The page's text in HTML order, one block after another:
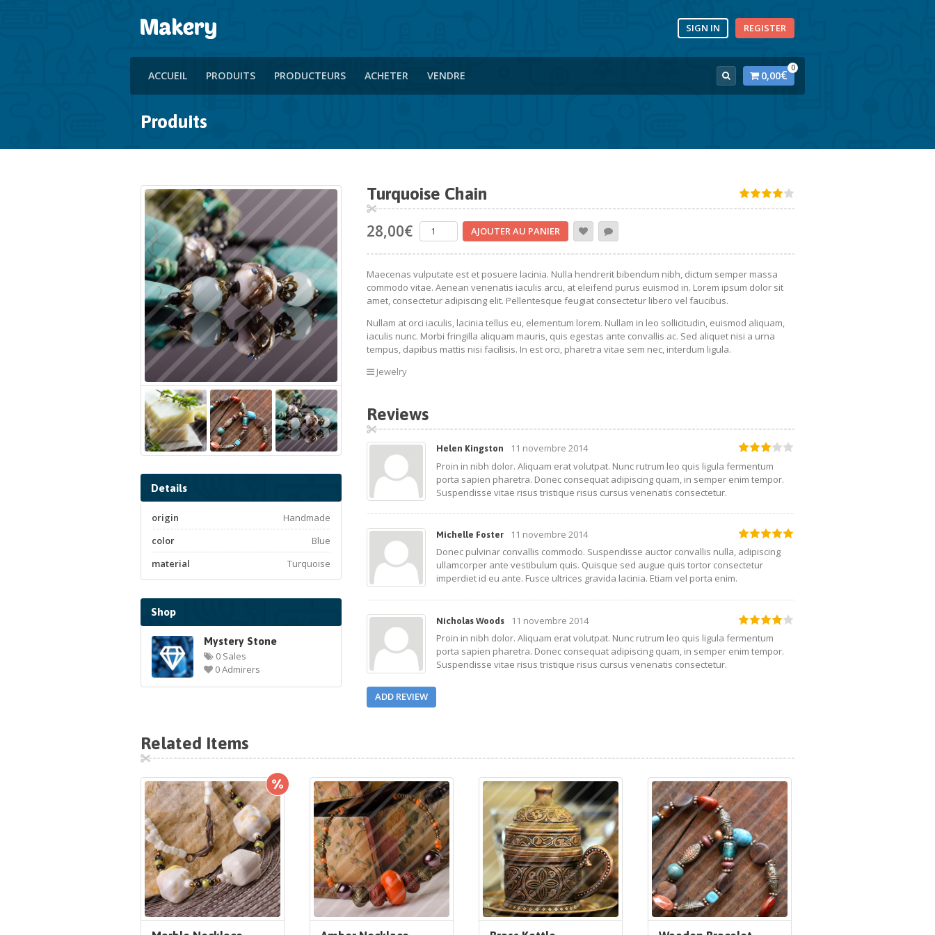
SIGN IN REGISTER
ACCUEIL PRODUITS PRODUCTEURS ACHETER VENDRE 0,00€ 0
Produits
Details
origin
Handmade
color
Blue
material
Turquoise
Shop
Mystery Stone
0 Sales
0 Admirers
Turquoise Chain
28,00€ AJOUTER AU PANIER
Maecenas vulputate est et posuere lacinia. Nulla hendrerit bibendum nibh, dictum semper massa
commodo vitae. Aenean venenatis iaculis arcu, at eleifend purus euismod in. Lorem ipsum dolor sit
amet, consectetur adipiscing elit. Pellentesque feugiat consectetur libero vel faucibus.
Nullam at orci iaculis, lacinia tellus eu, elementum lorem. Nullam in leo sollicitudin, euismod aliquam,
iaculis nunc. Morbi fringilla aliquam mauris, quis egestas ante convallis ac. Sed aliquet nisi a urna
tempus, dapibus mattis nisi facilisis. In est orci, pharetra vitae sem nec, interdum ligula.
Jewelry
Reviews
Helen Kingston
11 novembre 2014
Proin in nibh dolor. Aliquam erat volutpat. Nunc rutrum leo quis ligula fermentum
porta sapien pharetra. Donec consequat adipiscing quam, in semper enim tempor.
Suspendisse vitae risus tristique risus cursus venenatis consectetur.
Michelle Foster
11 novembre 2014
Donec pulvinar convallis commodo. Suspendisse auctor convallis nulla, adipiscing
ullamcorper ante vestibulum quis. Quisque sed augue quis tortor consectetur
imperdiet id eu ante. Fusce ultrices gravida lacinia. Etiam vel porta enim.
Nicholas Woods
11 novembre 2014
Proin in nibh dolor. Aliquam erat volutpat. Nunc rutrum leo quis ligula fermentum
porta sapien pharetra. Donec consequat adipiscing quam, in semper enim tempor.
Suspendisse vitae risus tristique risus cursus venenatis consectetur.
ADD REVIEW
Related Items